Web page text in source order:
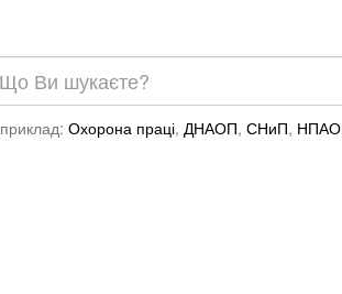
Охорона праці, ДНАОП, СНиП,